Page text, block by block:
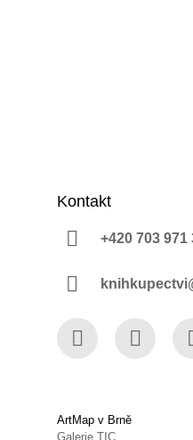
Kontakt
+420 703 971
ArtMap v Brně
Galerie TIC